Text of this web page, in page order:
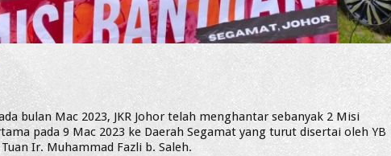
bulan Mac 2023, JKR Johor telah menghantar sebanyak 2 Misi
pada 9 Mac 2023 ke Daerah Segamat yang turut disertai oleh YB
Ir. Muhammad Fazli b. Saleh.